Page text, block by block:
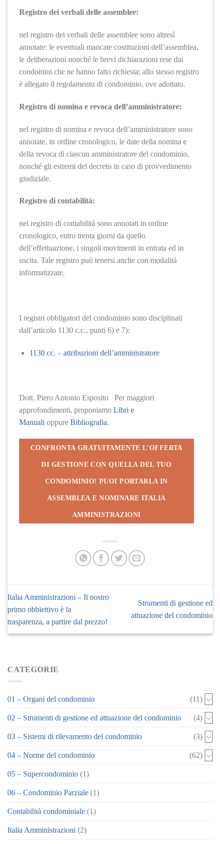
CATEGORIE
01 – Organi del condominio (11)
02 – Strumenti di gestione ed attuazione del condominio (4)
03 – Sistemi di rilevamento del condominio (3)
04 – Norme del condominio (62)
05 – Supercondominio (1)
06 – Condominio Parziale (1)
Contabilità condominiale (1)
Italia Amministrazioni (2)
Registro dei verbali delle assemblee:
nel registro dei verbali delle assemblee sono altresì
annotate: le eventuali mancate costituzioni dell’assemblea,
le deliberazioni nonché le brevi dichiarazioni rese dai
condomini che ne hanno fatto richiesta; allo stesso registro
è allegato il regolamento di condominio, ove adottato.
Registro di nomina e revoca dell’amministratore:
nel registro di nomina e revoca dell’amministratore sono
annotate, in ordine cronologico, le date della nomina e
della revoca di ciascun amministratore del condominio,
nonché gli estremi del decreto in caso di provvedimento
giudiziale.
Registro di contabilità:
nel registro di contabilità sono annotati in ordine
cronologico, entro trenta giorni da quello
dell’effettuazione, i singoli movimenti in entrata ed in
uscita. Tale registro può tenersi anche con modalità
informatizzate.
I registri obbligatori del condominio sono disciplinati
dall’articolo 1130 c.c., punti 6) e 7):
1130 cc. – attribuzioni dell’amministratore
Dott. Piero Antonio Esposito Per maggiori
approfondimenti, proponiamo Libri e
Manuali oppure Bibliografia.
CONFRONTA GRATUITAMENTE L’OFFERTA
DI GESTIONE CON QUELLA DEL TUO
CONDOMINIO! PUOI PORTARLA IN
ASSEMBLEA E NOMINARE ITALIA
AMMINISTRAZIONI
Italia Amministrazioni – Il nostro
primo obbiettivo è la
trasparenza, a partire dal prezzo!
Strumenti di gestione ed
attuazione del condominio